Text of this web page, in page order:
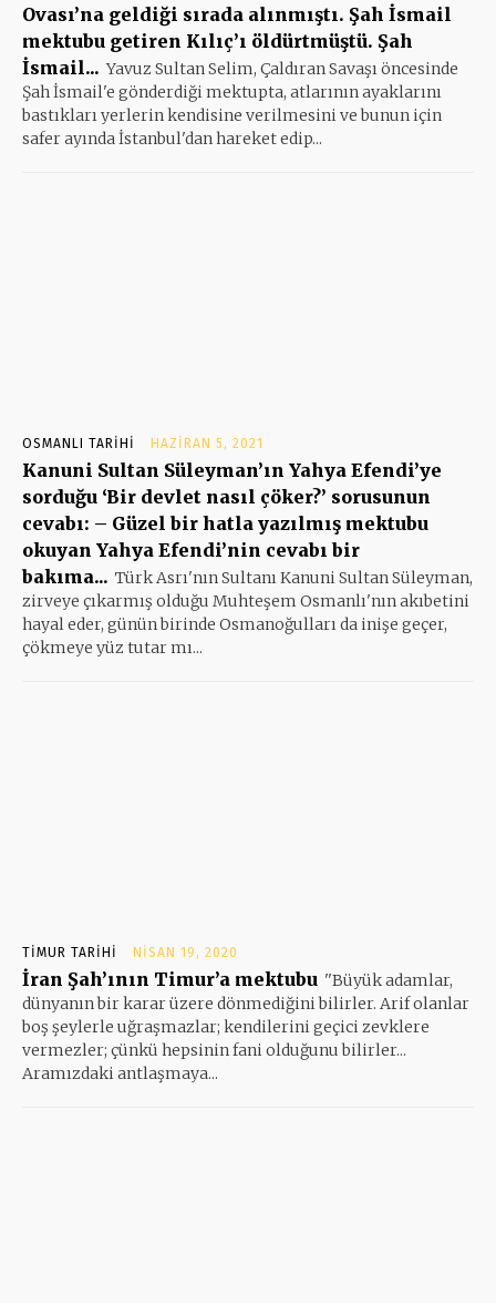
Ovası’na geldiği sırada alınmıştı. Şah İsmail
mektubu getiren Kılıç’ı öldürtmüştü. Şah
İsmail... Yavuz Sultan Selim, Çaldıran Savaşı öncesinde
Şah İsmail'e gönderdiği mektupta, atlarının ayaklarını
bastıkları yerlerin kendisine verilmesini ve bunun için
safer ayında İstanbul'dan hareket edip...
OSMANLI TARIHI HAZIRAN 5, 2021
Kanuni Sultan Süleyman’ın Yahya Efendi’ye
sorduğu ‘Bir devlet nasıl çöker?’ sorusunun
cevabı: – Güzel bir hatla yazılmış mektubu
okuyan Yahya Efendi’nin cevabı bir
bakıma... Türk Asrı'nın Sultanı Kanuni Sultan Süleyman,
zirveye çıkarmış olduğu Muhteşem Osmanlı'nın akıbetini
hayal eder, günün birinde Osmanoğulları da inişe geçer,
çökmeye yüz tutar mı...
TIMUR TARIHI NISAN 19, 2020
İran Şah’ının Timur’a mektubu ''Büyük adamlar,
dünyanın bir karar üzere dönmediğini bilirler. Arif olanlar
boş şeylerle uğraşmazlar; kendilerini geçici zevklere
vermezler; çünkü hepsinin fani olduğunu bilirler...
Aramızdaki antlaşmaya...